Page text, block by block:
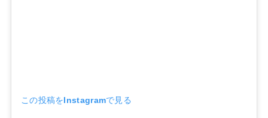
この投稿をInstagramで見る